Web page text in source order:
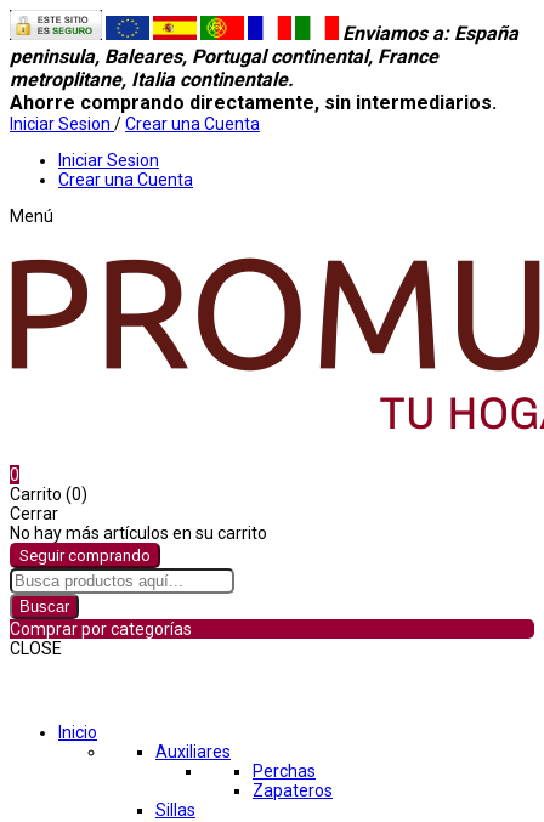
Enviamos a: España
peninsula, Baleares, Portugal continental, France
metroplitane, Italia continentale.
Ahorre comprando directamente, sin intermediarios.
Iniciar Sesion /Crear una Cuenta
Iniciar Sesion
Crear una Cuenta
Menú
0
Carrito (0)
Cerrar
No hay más artículos en su carrito
Seguir comprando
Buscar
Comprar por categorías
CLOSE
Inicio
Auxiliares
Perchas
Zapateros
Sillas